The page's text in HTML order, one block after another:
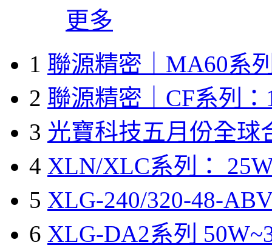
更多
1 聯源精密｜MA60系
2 聯源精密｜CF系列：
3 光寶科技五月份全球
4 XLN/XLC系列：
5 XLG-240/320-48-
6 XLG-DA2系列